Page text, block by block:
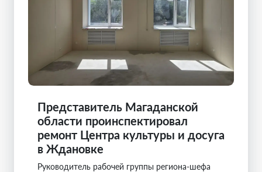
Представитель Магаданской
области проинспектировал
ремонт Центра культуры и досуга
в Ждановке
Руководитель рабочей группы региона-шефа